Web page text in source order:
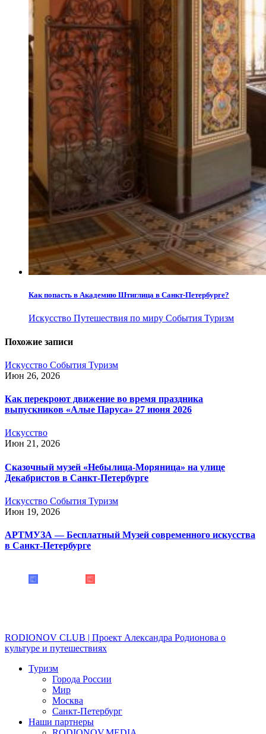
Как попасть в Академию Штиглица в Санкт-Петербурге?
Искусство Путешествия по миру События Туризм
Похожие записи
Искусство События Туризм
Июн 26, 2026
Как перекроют движение во время праздника
выпускников «Алые Паруса» 27 июня 2026
Искусство
Июн 21, 2026
Сказочный музей «Небылица-Моряница» на улице
Декабристов в Санкт-Петербурге
Искусство События Туризм
Июн 19, 2026
АРТМУЗА — Бесплатный Музей современного искусства
в Санкт-Петербурге
RODIONOV CLUB | Проект Александра Родионова о
культуре и путешествиях
Туризм
Города России
Мир
Москва
Санкт-Петербург
Наши партнеры